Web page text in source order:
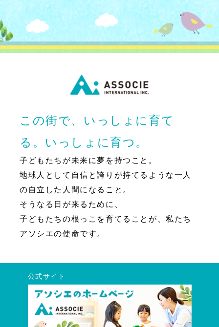
この街で、いっしょに育て
る。いっしょに育つ。
子どもたちが未来に夢を持つこと。
地球人として自信と誇りが持てるような一人
の自立した人間になること。
そうなる日が来るために、
子どもたちの根っこを育てることが、私たち
アソシエの使命です。
公式サイト